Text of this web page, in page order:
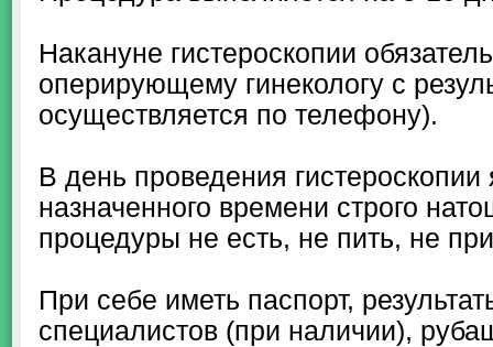
Накануне гистероскопии
оперирующему гинекологу с
осуществляется по телефону).
В день проведения гистероскопии
назначенного времени строго
процедуры не есть, не пить, не
При себе иметь паспорт,
специалистов (при наличии),